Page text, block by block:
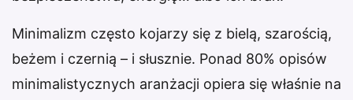
Minimalizm często kojarzy się z bielą, szarością,
beżem i czernią – i słusznie. Ponad 80% opisów
minimalistycznych aranżacji opiera się właśnie na